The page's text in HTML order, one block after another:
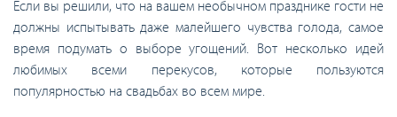
Если вы решили, что на вашем необычном празднике гости не
должны испытывать даже малейшего чувства голода, самое
время подумать о выборе угощений. Вот несколько идей
любимых всеми перекусов, которые пользуются
популярностью на свадьбах во всем мире.